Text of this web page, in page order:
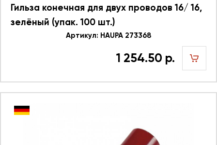
Гильза конечная для двух проводов 16/ 16,
зелёный (упак. 100 шт.)
Артикул: HAUPA 273368
1 254.50 р.